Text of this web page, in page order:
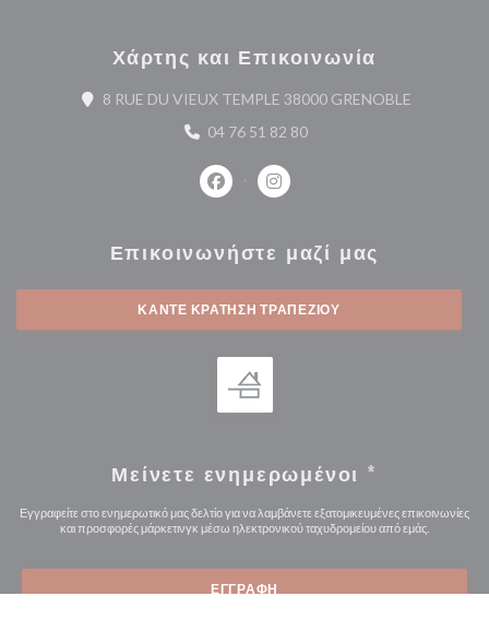
Χάρτης και Επικοινωνία
8 RUE DU VIEUX TEMPLE 38000 GRENOBLE
04 76 51 82 80
Facebook ((ανοίγει σε νέο
Instagram ((ανοίγει σε νέο
Επικοινωνήστε μαζί μας
ΚΆΝΤΕ ΚΡΆΤΗΣΗ ΤΡΑΠΕΖΙΟΎ
Μείνετε ενημερωμένοι *
Εγγραφείτε στο ενημερωτικό μας δελτίο για να λαμβάνετε εξατομικευμένες επικοινωνίες
και προσφορές μάρκετινγκ μέσω ηλεκτρονικού ταχυδρομείου από εμάς.
ΕΓΓΡΑΦΉ